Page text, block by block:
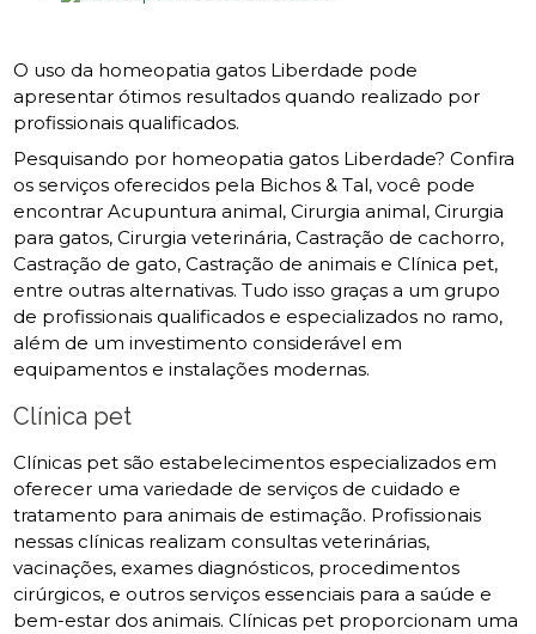
O uso da homeopatia gatos Liberdade pode
apresentar ótimos resultados quando realizado por
profissionais qualificados.
Pesquisando por homeopatia gatos Liberdade? Confira
os serviços oferecidos pela Bichos & Tal, você pode
encontrar Acupuntura animal, Cirurgia animal, Cirurgia
para gatos, Cirurgia veterinária, Castração de cachorro,
Castração de gato, Castração de animais e Clínica pet,
entre outras alternativas. Tudo isso graças a um grupo
de profissionais qualificados e especializados no ramo,
além de um investimento considerável em
equipamentos e instalações modernas.
Clínica pet
Clínicas pet são estabelecimentos especializados em
oferecer uma variedade de serviços de cuidado e
tratamento para animais de estimação. Profissionais
nessas clínicas realizam consultas veterinárias,
vacinações, exames diagnósticos, procedimentos
cirúrgicos, e outros serviços essenciais para a saúde e
bem-estar dos animais. Clínicas pet proporcionam uma